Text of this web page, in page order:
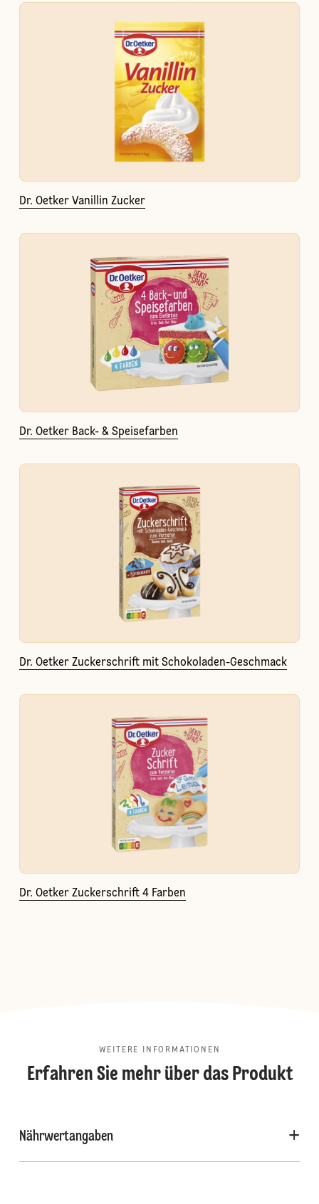
Dr. Oetker Vanillin Zucker
Dr. Oetker Back- & Speisefarben
Dr. Oetker Zuckerschrift mit Schokoladen-Geschmack
Dr. Oetker Zuckerschrift 4 Farben
WEITERE INFORMATIONEN
Erfahren Sie mehr über das Produkt
Nährwertangaben